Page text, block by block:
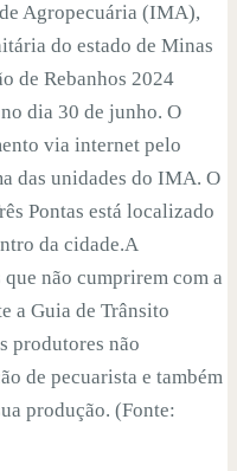
Agropecuária (IMA),
do estado de Minas
de Rebanhos 2024
dia 30 de junho. O
via internet pelo
das unidades do IMA. O
Pontas está localizado
da cidade.A
não cumprirem com a
a Guia de Trânsito
produtores não
de pecuarista e também
produção. (Fonte: